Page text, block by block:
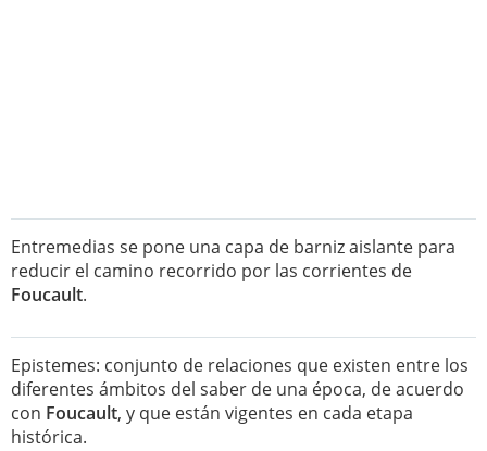
Entremedias se pone una capa de barniz aislante para
reducir el camino recorrido por las corrientes de
Foucault.
Epistemes: conjunto de relaciones que existen entre los
diferentes ámbitos del saber de una época, de acuerdo
con Foucault, y que están vigentes en cada etapa
histórica.